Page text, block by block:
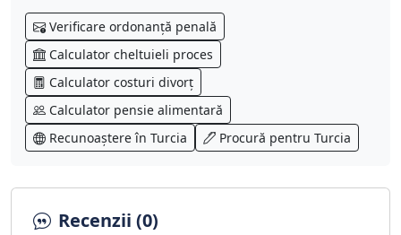
Verificare ordonanță penală
Calculator cheltuieli proces
Calculator costuri divorț
Calculator pensie alimentară
Recunoaștere în Turcia
Procură pentru Turcia
Recenzii (0)